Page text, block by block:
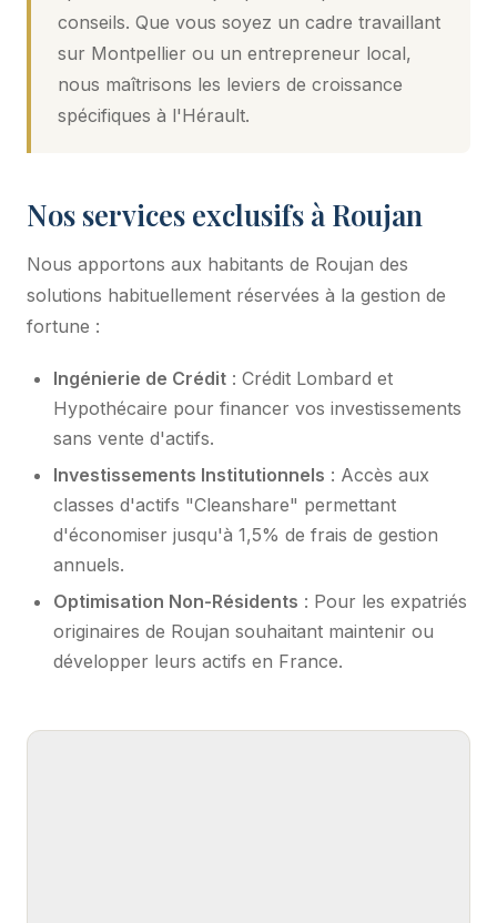
conseils. Que vous soyez un cadre travaillant
sur Montpellier ou un entrepreneur local,
nous maîtrisons les leviers de croissance
spécifiques à l'Hérault.
Nos services exclusifs à Roujan
Nous apportons aux habitants de Roujan des
solutions habituellement réservées à la gestion de
fortune :
Ingénierie de Crédit : Crédit Lombard et
Hypothécaire pour financer vos investissements
sans vente d'actifs.
Investissements Institutionnels : Accès aux
classes d'actifs "Cleanshare" permettant
d'économiser jusqu'à 1,5% de frais de gestion
annuels.
Optimisation Non-Résidents : Pour les expatriés
originaires de Roujan souhaitant maintenir ou
développer leurs actifs en France.